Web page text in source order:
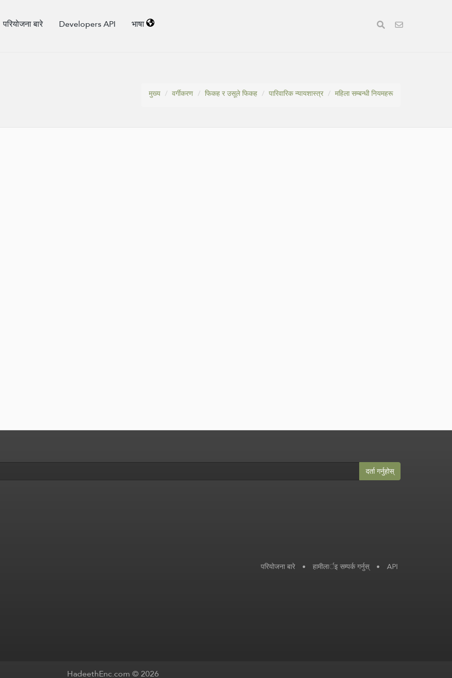
परियोजना बारे Developers API भाषा
मुख्य
वर्गीकरण फिकह र उसूले फिकह पारिवारिक न्यायशास्त्र महिला सम्बन्धी नियमहरू
दर्ता गर्नुहोस्
परियोजना बारे • हामीलार्इ सम्पर्क गर्नुस् • API
HadeethEnc.com © 2026